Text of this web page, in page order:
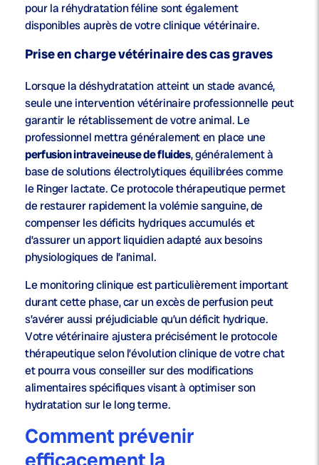
pour la réhydratation féline sont également
disponibles auprès de votre clinique vétérinaire.
Prise en charge vétérinaire des cas graves
Lorsque la déshydratation atteint un stade avancé,
seule une intervention vétérinaire professionnelle peut
garantir le rétablissement de votre animal. Le
professionnel mettra généralement en place une
perfusion intraveineuse de fluides, généralement à
base de solutions électrolytiques équilibrées comme
le Ringer lactate. Ce protocole thérapeutique permet
de restaurer rapidement la volémie sanguine, de
compenser les déficits hydriques accumulés et
d’assurer un apport liquidien adapté aux besoins
physiologiques de l’animal.
Le monitoring clinique est particulièrement important
durant cette phase, car un excès de perfusion peut
s’avérer aussi préjudiciable qu’un déficit hydrique.
Votre vétérinaire ajustera précisément le protocole
thérapeutique selon l’évolution clinique de votre chat
et pourra vous conseiller sur des modifications
alimentaires spécifiques visant à optimiser son
hydratation sur le long terme.
Comment prévenir